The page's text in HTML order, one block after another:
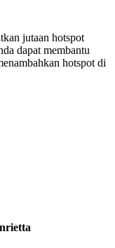
jutaan hotspot
dapat membantu
hotspot di